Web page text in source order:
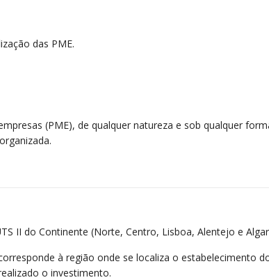
das PME.
(PME), de qualquer natureza e sob qualquer
II do Continente (Norte, Centro, Lisboa, Alentejo e
à região onde se localiza o estabelecimento
o investimento.